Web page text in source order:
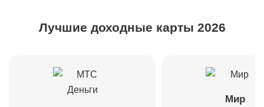
Лучшие доходные карты 2026
Мир